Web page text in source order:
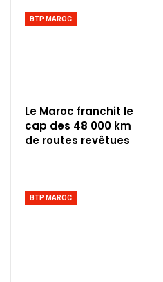
BTP MAROC
Le Maroc franchit le
cap des 48 000 km
de routes revêtues
BTP MAROC